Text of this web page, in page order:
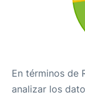
En términos de
analizar los